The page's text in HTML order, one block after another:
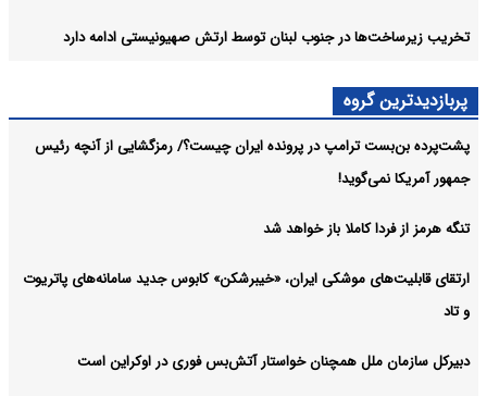
تخریب زیرساخت‌ها در جنوب لبنان توسط ارتش صهیونیستی ادامه دارد
پربازدیدترین گروه
پشت‌پرده بن‌بست ترامپ در پرونده ایران چیست؟/ رمزگشایی از آنچه رئیس
جمهور آمریکا نمی‌گوید!
تنگه هرمز از فردا کاملا باز خواهد شد
ارتقای قابلیت‌های موشکی ایران، «خیبرشکن» کابوس جدید سامانه‌های پاتریوت
و تاد
دبیرکل سازمان ملل همچنان خواستار آتش‌بس فوری در اوکراین است